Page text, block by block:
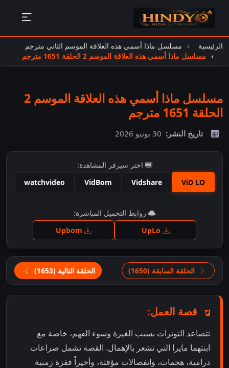
الرئيسية
مسلسل ماذا أسمي هذه العلاقة الموسم الثاني مترجم
مسلسل ماذا أسمي هذه العلاقة الموسم 2 الحلقة 1651 مترجم
مسلسل ماذا أسمي هذه العلاقة الموسم 2
الحلقة 1651 مترجم
تاريخ النشر: 30 يونيو 2026
اختر سيرفر المشاهدة:
ViD LO
Vidshare
VidBom
watchvideo
اضغط للمشاهدة
روابط التحميل المباشرة:
الحلقة السابقة (1650) الحلقة التالية (1653)
قصة العمل:
تتصاعد التوترات بسبب الغيرة وسوء الفهم، خاصة مع
ابنتهما مايرا التي تشعر بالإهمال. القصة تشمل صراعات
درامية، هجمات، وانفصالات مؤقتة، وأخيراً قفزة زمنية